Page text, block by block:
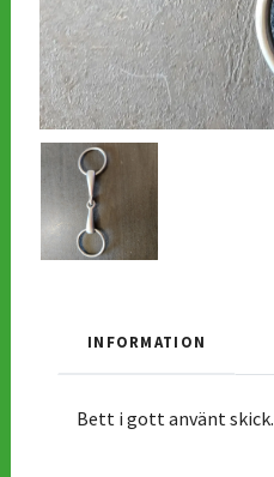
INFORMATION
Bett i gott använt skick.